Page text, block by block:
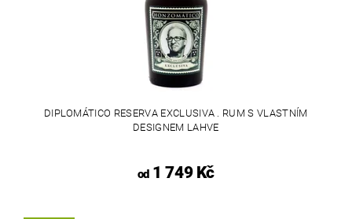
DIPLOMÁTICO RESERVA EXCLUSIVA . RUM S VLASTNÍM
DESIGNEM LAHVE
od1 749 Kč